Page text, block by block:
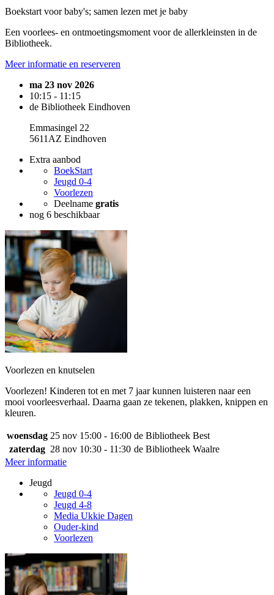
Boekstart voor baby's; samen lezen met je baby
Een voorlees- en ontmoetingsmoment voor de allerkleinsten in de
Bibliotheek.
Meer informatie en reserveren
ma 23 nov 2026
10:15 - 11:15
de Bibliotheek Eindhoven
Emmasingel 22
5611AZ Eindhoven
Extra aanbod
BoekStart
Jeugd 0-4
Voorlezen
Deelname gratis
nog 6 beschikbaar
Voorlezen en knutselen
Voorlezen! Kinderen tot en met 7 jaar kunnen luisteren naar een
mooi voorleesverhaal. Daarna gaan ze tekenen, plakken, knippen en
kleuren.
woensdag 25 nov 15:00 - 16:00 de Bibliotheek Best
zaterdag 28 nov 10:30 - 11:30 de Bibliotheek Waalre
Meer informatie
Jeugd
Jeugd 0-4
Jeugd 4-8
Media Ukkie Dagen
Ouder-kind
Voorlezen